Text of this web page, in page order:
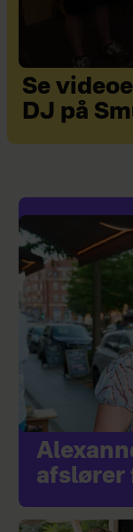
Se
DJ på
afslører